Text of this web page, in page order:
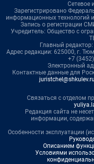
Сетевое
Зарегистрировано
информационных технологий
Запись о регистрации
Учредитель: Общество с
Главный
Адрес редакции: 625000, г.
+7
Электронный
Контактные данные для
juristchel@shkulev.ru
Связаться с отделом
Редакция сайта не
информации,
Особенности эксплуатации
Описанием
Условиями